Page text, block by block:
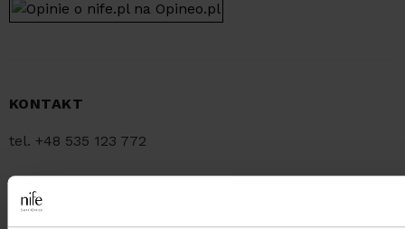
KONTAKT
tel. +48 535 123 772
tel. +48 34 321 30 55